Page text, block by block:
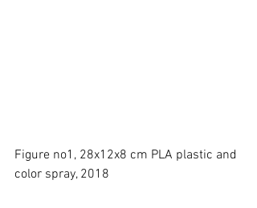
Figure no1, 28x12x8 cm PLA plastic and
color spray, 2018